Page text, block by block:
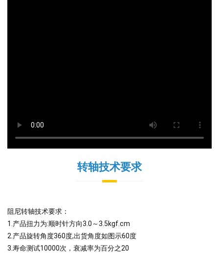
转轴技术要求
阻尼转轴技术要求：
1.产品扭力为:顺时针方向3.0～3.5kgf.cm
2.产品旋转角度360度,出货角度如图示60度
3.寿命测试10000次，衰减率为百分之20